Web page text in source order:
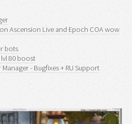
Ascension Live and Epoch COA wow
bots
lvl 80 boost
- Bugfixes + RU Support